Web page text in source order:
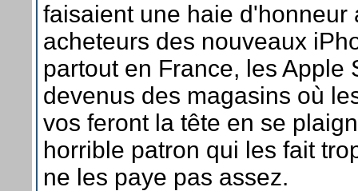
faisaient une haie d'honneur
acheteurs des nouveaux
partout en France, les Apple
devenus des magasins où
vos feront la tête en se
horrible patron qui les fait
ne les paye pas assez.